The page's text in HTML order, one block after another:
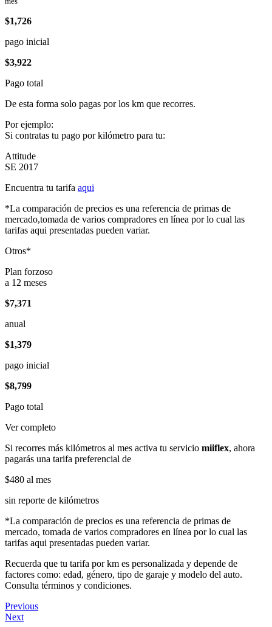
$1,726
pago inicial
$3,922
Pago total
De esta forma solo pagas por los km que recorres.
Por ejemplo:
Si contratas tu pago por kilómetro para tu:
Attitude
SE 2017
Encuentra tu tarifa aqui
*La comparación de precios es una referencia de primas de
mercado,tomada de varios compradores en línea por lo cual las
tarifas aqui presentadas pueden variar.
Otros*
Plan forzoso
a 12 meses
$7,371
anual
$1,379
pago inicial
$8,799
Pago total
Ver completo
Si recorres más kilómetros al mes activa tu servicio miiflex, ahora
pagarás una tarifa preferencial de
$480 al mes
sin reporte de kilómetros
*La comparación de precios es una referencia de primas de
mercado, tomada de varios compradores en línea por lo cual las
tarifas aqui presentadas pueden variar.
Recuerda que tu tarifa por km es personalizada y depende de
factores como: edad, género, tipo de garaje y modelo del auto.
Consulta términos y condiciones.
Previous
Next